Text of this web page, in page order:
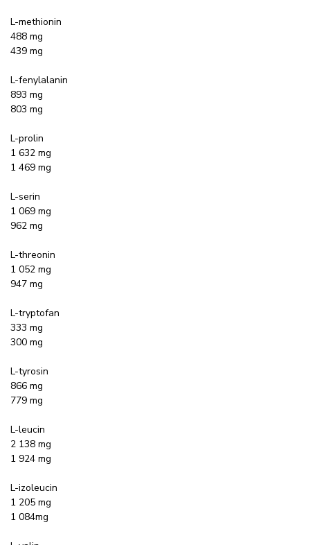
L-methionin
488 mg
439 mg
L-fenylalanin
893 mg
803 mg
L-prolin
1 632 mg
1 469 mg
L-serin
1 069 mg
962 mg
L-threonin
1 052 mg
947 mg
L-tryptofan
333 mg
300 mg
L-tyrosin
866 mg
779 mg
L-leucin
2 138 mg
1 924 mg
L-izoleucin
1 205 mg
1 084mg